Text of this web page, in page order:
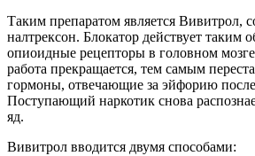
Таким препаратом является Вивитрол,
налтрексон. Блокатор действует таким
опиоидные рецепторы в головном
работа прекращается, тем самым
гормоны, отвечающие за эйфорию
Поступающий наркотик снова
яд.
Вивитрол вводится двумя способами: